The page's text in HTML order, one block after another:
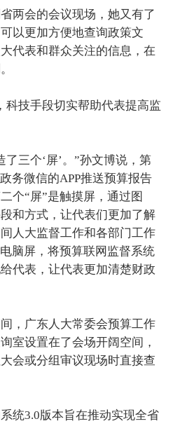
两会的会议现场，她又有了
以更加方便地查询政策文
代表和群众关注的信息，在
科技手段切实帮助代表提高监
三个‘屏’。”孙文博说，第
务微信的APP推送预算报告
个“屏”是触摸屏，通过图
和方式，让代表们更加了解
人大监督工作和各部门工作
脑屏，将预算联网监督系统
代表，让代表更加清楚财政
，广东人大常委会预算工作
室设置在了会场开阔空间，
会或分组审议现场时直接查
统3.0版本旨在推动实现全省